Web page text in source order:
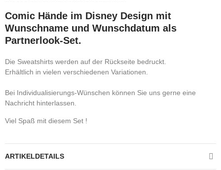
Comic Hände im Disney Design mit
Wunschname und Wunschdatum als
Partnerlook-Set.
Die Sweatshirts werden auf der Rückseite bedruckt.
Erhältlich in vielen verschiedenen Variationen.
Bei Individualisierungs-Wünschen können Sie uns gerne eine
Nachricht hinterlassen.
Viel Spaß mit diesem Set !
ARTIKELDETAILS